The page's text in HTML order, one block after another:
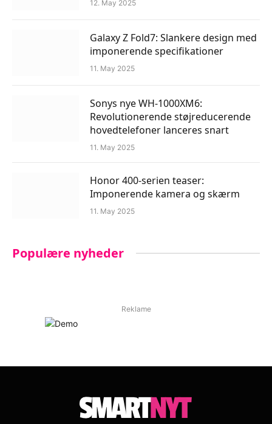
12. May 2025
Galaxy Z Fold7: Slankere design med
imponerende specifikationer
11. May 2025
Sonys nye WH-1000XM6:
Revolutionerende støjreducerende
hovedtelefoner lanceres snart
11. May 2025
Honor 400-serien teaser:
Imponerende kamera og skærm
11. May 2025
Populære nyheder
Reklame